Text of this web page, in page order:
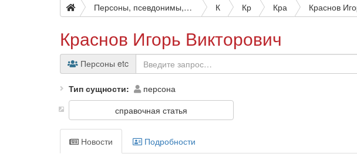
Персоны, псевдонимы, персонажи и боты К Кр Кра
Краснов Игорь Викторович
Персоны etc
Тип сущности
персона
справочная статья
Новости Подробности